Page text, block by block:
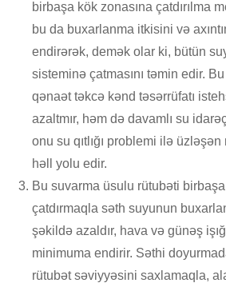
birbaşa kök zonasına çatdırılma
bu da buxarlanma itkisini və
endirərək, demək olar ki, bütün
sisteminə çatmasını təmin edir.
qənaət təkcə kənd təsərrüfatı
azaltmır, həm də davamlı su
onu su qıtlığı problemi ilə
həll yolu edir.
Bu suvarma üsulu rütubəti
çatdırmaqla səth suyunun
şəkildə azaldır, hava və günəş
minimuma endirir. Səthi
rütubət səviyyəsini saxlamaqla,